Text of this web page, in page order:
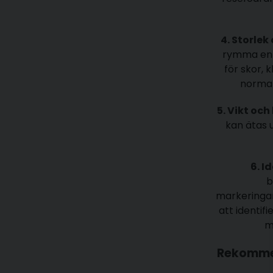
4.
rymma
för skor,
5. Vikt
kan ätas
6.
att